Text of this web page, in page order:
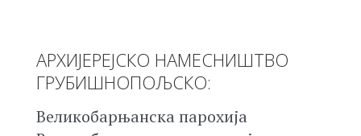
АРХИЈЕРЕЈСКО НАМЕСНИШТВО
ГРУБИШНОПОЉСКО:
Великобарњанска парохија